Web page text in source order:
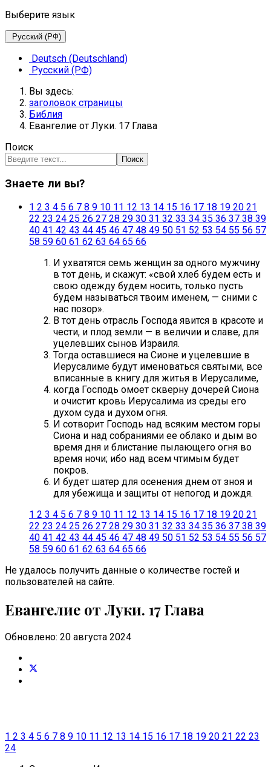
Выберите язык
Русский (РФ)
Deutsch (Deutschland)
Русский (РФ)
Вы здесь:
заголовок страницы
Библия
Евангелие от Луки. 17 Глава
Поиск
Поиск
Знаете ли вы?
1 2 3 4 5 6 7 8 9 10 11 12 13 14 15 16 17 18 19 20 21
22 23 24 25 26 27 28 29 30 31 32 33 34 35 36 37 38 39
40 41 42 43 44 45 46 47 48 49 50 51 52 53 54 55 56 57
58 59 60 61 62 63 64 65 66
И ухватятся семь женщин за одного мужчину
в тот день, и скажут: «свой хлеб будем есть и
свою одежду будем носить, только пусть
будем называться твоим именем, — сними с
нас позор».
В тот день отрасль Господа явится в красоте и
чести, и плод земли — в величии и славе, для
уцелевших сынов Израиля.
Тогда оставшиеся на Сионе и уцелевшие в
Иерусалиме будут именоваться святыми, все
вписанные в книгу для житья в Иерусалиме,
когда Господь омоет скверну дочерей Сиона
и очистит кровь Иерусалима из среды его
духом суда и духом огня.
И сотворит Господь над всяким местом горы
Сиона и над собраниями ее облако и дым во
время дня и блистание пылающего огня во
время ночи; ибо над всем чтимым будет
покров.
И будет шатер для осенения днем от зноя и
для убежища и защиты от непогод и дождя.
1 2 3 4 5 6 7 8 9 10 11 12 13 14 15 16 17 18 19 20 21
22 23 24 25 26 27 28 29 30 31 32 33 34 35 36 37 38 39
40 41 42 43 44 45 46 47 48 49 50 51 52 53 54 55 56 57
58 59 60 61 62 63 64 65 66
Не удалось получить данные о количестве гостей и
пользователей на сайте.
Евангелие от Луки. 17 Глава
Обновлено: 20 августа 2024
1 2 3 4 5 6 7 8 9 10 11 12 13 14 15 16 17 18 19 20 21 22 23
24